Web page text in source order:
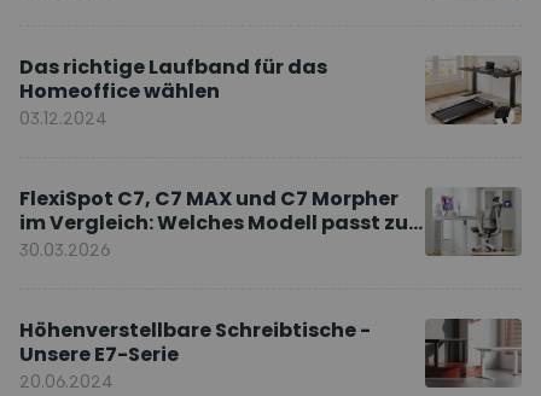
Das richtige Laufband für das
Homeoffice wählen
03.12.2024
FlexiSpot C7, C7 MAX und C7 Morpher
im Vergleich: Welches Modell passt zu
Ihnen?
30.03.2026
Höhenverstellbare Schreibtische -
Unsere E7-Serie
20.06.2024